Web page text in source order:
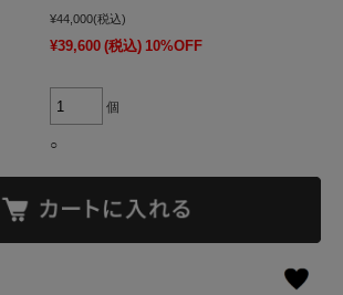
¥44,000(税込)
¥39,600 (税込) 10%OFF
個
○